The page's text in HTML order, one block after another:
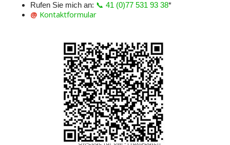
Rufen Sie mich an: 📞 41 (0)77 531 93 38*
@ Kontaktformular
QR-Code für owi - Praxis-Daten